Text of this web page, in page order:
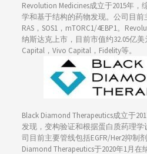
Revolution Medicines成立于2015年
学和基于结构的药物发现。公司目前
RAS，SOS1，mTORC1/4EBP1。
纳斯达克上市，目前市值约32.05亿
Capital，Vivo Capital，Fidelity等。
Black Diamond Therapeutics成立于
发现，变构验证和根据蛋白质药理
司目前主要管线包括EGFR/Her2抑制
Diamond Therapeutics于2020年1月